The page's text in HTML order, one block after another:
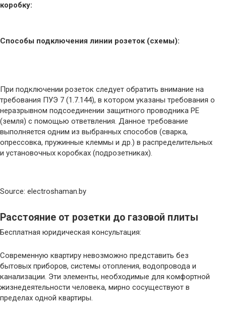
коробку:
Способы подключения линии розеток (схемы):
При подключении розеток следует обратить внимание на
требования ПУЭ 7 (1.7.144), в котором указаны требования о
неразрывном подсоединении защитного проводника PE
(земля) с помощью ответвления. Данное требование
выполняется одним из выбранных способов (сварка,
опрессовка, пружинные клеммы и др.) в распределительных
и установочных коробках (подрозетниках).
Source: electroshaman.by
Расстояние от розетки до газовой плиты
Бесплатная юридическая консультация:
Современную квартиру невозможно представить без
бытовых приборов, системы отопления, водопровода и
канализации. Эти элементы, необходимые для комфортной
жизнедеятельности человека, мирно сосуществуют в
пределах одной квартиры.